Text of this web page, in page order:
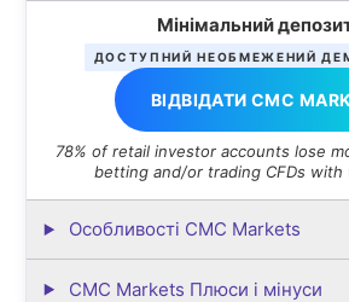
Мінімальний
ДОСТУПНИЙ НЕОБМЕЖЕНИЙ
ВІДВІДАТИ CMC
78% of retail investor accounts lose
betting and/or trading CFDs with
Особливості CMC Markets
CMC Markets Плюси і мінуси